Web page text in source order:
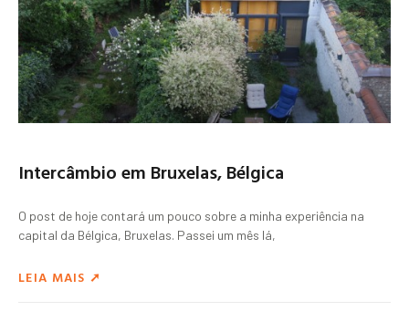
Intercâmbio em Bruxelas, Bélgica
O post de hoje contará um pouco sobre a minha experiência na
capital da Bélgica, Bruxelas. Passei um mês lá,
LEIA MAIS ➚